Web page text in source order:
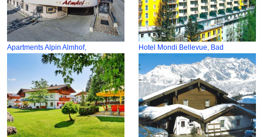
Apartments Alpin Almhof, Hotel Mondi Bellevue, Bad